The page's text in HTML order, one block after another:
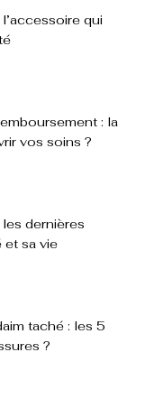
qui
: la
vos soins ?
dernières
et sa vie
taché : les 5
?